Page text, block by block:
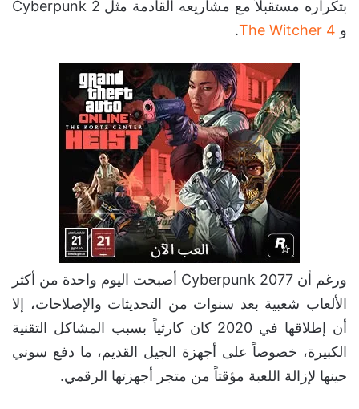
بتكراره مستقبلاً مع مشاريعه القادمة مثل Cyberpunk 2
و The Witcher 4
.
ورغم أن Cyberpunk 2077 أصبحت اليوم واحدة من أكثر
الألعاب شعبية بعد سنوات من التحديثات والإصلاحات، إلا
أن إطلاقها في 2020 كان كارثياً بسبب المشاكل التقنية
الكبيرة، خصوصاً على أجهزة الجيل القديم، ما دفع سوني
حينها لإزالة اللعبة مؤقتاً من متجر أجهزتها الرقمي.